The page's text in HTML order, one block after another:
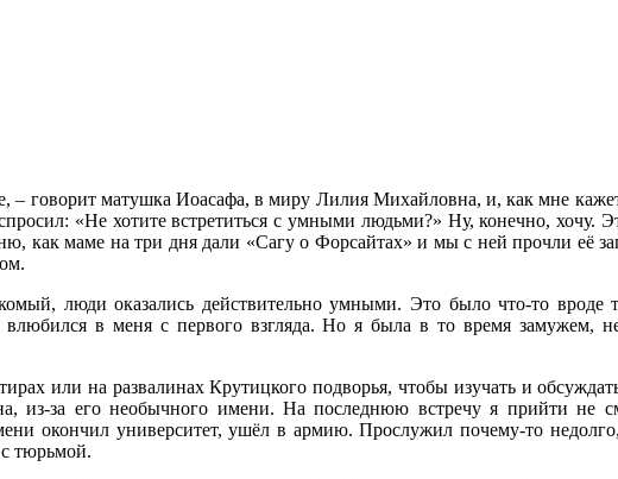
– говорит матушка Иоасафа, в миру Лилия Михайловна, и, как мне
«Не хотите встретиться с умными людьми?» Ну, конечно,
как маме на три дня дали «Сагу о Форсайтах» и мы с ней прочли её
люди оказались действительно умными. Это было что-то вроде
влюбился в меня с первого взгляда. Но я была в то время замужем,
или на развалинах Крутицкого подворья, чтобы изучать и
из-за его необычного имени. На последнюю встречу я прийти не
окончил университет, ушёл в армию. Прослужил почему-то
тюрьмой.